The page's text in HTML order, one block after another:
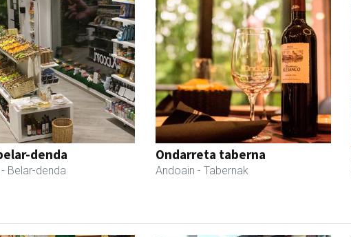
denda
- Belar-denda
Ondarreta taberna
Andoain - Tabernak